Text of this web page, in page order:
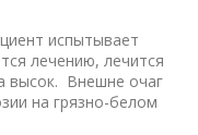
испытывает
лечению, лечится
высок. Внешне очаг
на грязно-белом